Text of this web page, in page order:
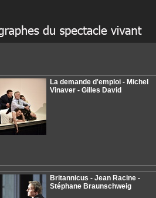
La demande d'emploi - Michel
Vinaver - Gilles David
Britannicus - Jean Racine -
Stéphane Braunschweig